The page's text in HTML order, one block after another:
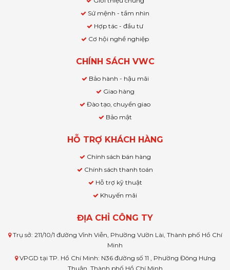
Sứ mệnh - tầm nhìn
Hợp tác - đầu tư
Cơ hội nghề nghiệp
CHÍNH SÁCH VWC
Bảo hành - hậu mãi
Giao hàng
Đào tạo, chuyển giao
Bảo mật
HỖ TRỢ KHÁCH HÀNG
Chính sách bán hàng
Chính sách thanh toán
Hỗ trợ kỹ thuật
Khuyến mãi
ĐỊA CHỈ CÔNG TY
Trụ sở: 211/10/1 đường Vĩnh Viễn, Phường Vườn Lài, Thành phố Hồ Chí
Minh
VPGD tại TP. Hồ Chí Minh: N36 đường số 11 , Phường Đông Hưng
Thuận, Thành phố Hồ Chí Minh